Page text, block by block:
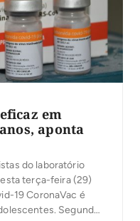
em
aponta
do laboratório
terça-feira (29)
19 CoronaVac é
Segundo